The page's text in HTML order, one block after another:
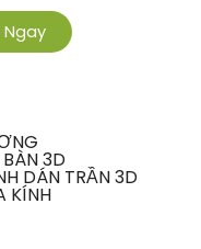
Ngay
3D
DÁN TRẦN 3D
KÍNH